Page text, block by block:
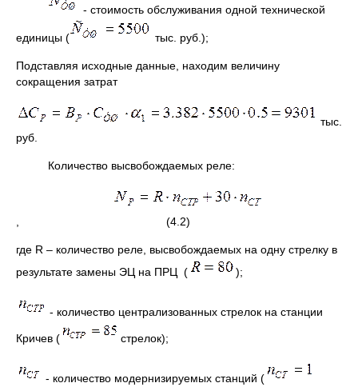
- стоимость обслуживания одной технической
единицы ( тыс. руб.);
Подставляя исходные данные, находим величину
сокращения затрат
тыс.
руб.
Количество высвобождаемых реле:
, (4.2)
где R – количество реле, высвобождаемых на одну стрелку в
результате замены ЭЦ на ПРЦ (
);
- количество централизованных стрелок на станции
Кричев ( стрелок);
- количество модернизируемых станций (